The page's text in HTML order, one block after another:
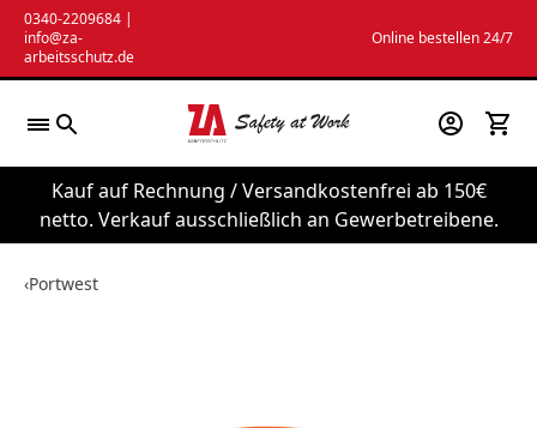
Zum
Inhalt
springen
0340-2209684 |
info@za-
arbeitsschutz.de
Online bestellen 24/7
Kauf auf Rechnung / Versandkostenfrei ab 150€
netto. Verkauf ausschließlich an Gewerbetreibene.
‹Portwest